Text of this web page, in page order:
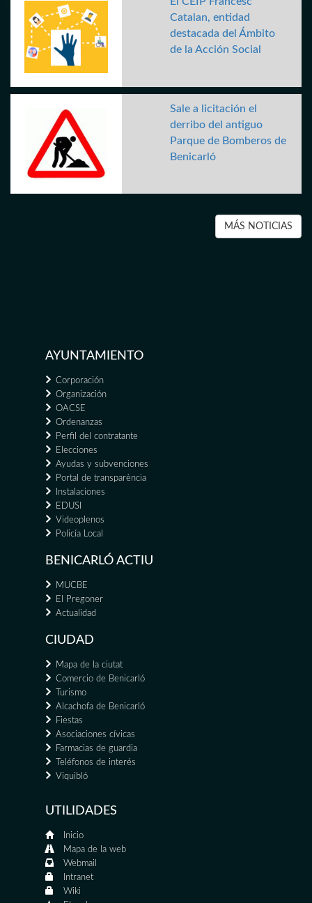
Catalan, entidad
destacada del Ámbito
de la Acción Social
Sale a licitación el
derribo del antiguo
Parque de Bomberos de
Benicarló
MÁS NOTICIAS
AYUNTAMIENTO
Corporación
Organización
OACSE
Ordenanzas
Perfil del contratante
Elecciones
Ayudas y subvenciones
Portal de transparència
Instalaciones
EDUSI
Videoplenos
Policía Local
BENICARLÓ ACTIU
MUCBE
El Pregoner
Actualidad
CIUDAD
Mapa de la ciutat
Comercio de Benicarló
Turismo
Alcachofa de Benicarló
Fiestas
Asociaciones cívicas
Farmacias de guardia
Teléfonos de interés
Viquibló
UTILIDADES
Inicio
Mapa de la web
Webmail
Intranet
Wiki